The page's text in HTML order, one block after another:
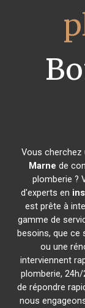
Vous cherchez
Marne de
plomberie ?
d'experts en
est prête à
gamme de
besoins, que ce
ou une
interviennent
plomberie,
de répondre
nous